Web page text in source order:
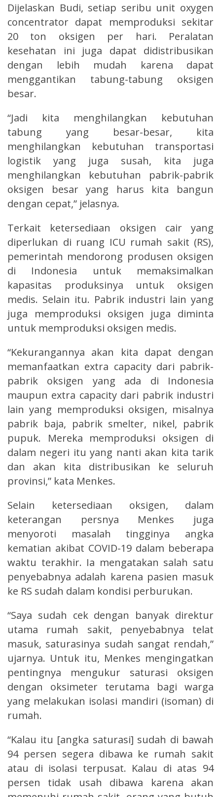
Dijelaskan Budi, setiap seribu unit oxygen
concentrator dapat memproduksi sekitar
20 ton oksigen per hari. Peralatan
kesehatan ini juga dapat didistribusikan
dengan lebih mudah karena dapat
menggantikan tabung-tabung oksigen
besar.
“Jadi kita menghilangkan kebutuhan
tabung yang besar-besar, kita
menghilangkan kebutuhan transportasi
logistik yang juga susah, kita juga
menghilangkan kebutuhan pabrik-pabrik
oksigen besar yang harus kita bangun
dengan cepat,” jelasnya.
Terkait ketersediaan oksigen cair yang
diperlukan di ruang ICU rumah sakit (RS),
pemerintah mendorong produsen oksigen
di Indonesia untuk memaksimalkan
kapasitas produksinya untuk oksigen
medis. Selain itu. Pabrik industri lain yang
juga memproduksi oksigen juga diminta
untuk memproduksi oksigen medis.
“Kekurangannya akan kita dapat dengan
memanfaatkan extra capacity dari pabrik-
pabrik oksigen yang ada di Indonesia
maupun extra capacity dari pabrik industri
lain yang memproduksi oksigen, misalnya
pabrik baja, pabrik smelter, nikel, pabrik
pupuk. Mereka memproduksi oksigen di
dalam negeri itu yang nanti akan kita tarik
dan akan kita distribusikan ke seluruh
provinsi,” kata Menkes.
Selain ketersediaan oksigen, dalam
keterangan persnya Menkes juga
menyoroti masalah tingginya angka
kematian akibat COVID-19 dalam beberapa
waktu terakhir. Ia mengatakan salah satu
penyebabnya adalah karena pasien masuk
ke RS sudah dalam kondisi perburukan.
“Saya sudah cek dengan banyak direktur
utama rumah sakit, penyebabnya telat
masuk, saturasinya sudah sangat rendah,”
ujarnya. Untuk itu, Menkes mengingatkan
pentingnya mengukur saturasi oksigen
dengan oksimeter terutama bagi warga
yang melakukan isolasi mandiri (isoman) di
rumah.
“Kalau itu [angka saturasi] sudah di bawah
94 persen segera dibawa ke rumah sakit
atau di isolasi terpusat. Kalau di atas 94
persen tidak usah dibawa karena akan